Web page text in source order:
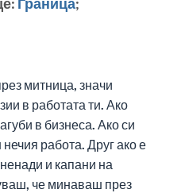
митница, значи
в работата ти. Ако
в бизнеса. Ако си
работа. Друг ако е
и капани на
че минаваш през